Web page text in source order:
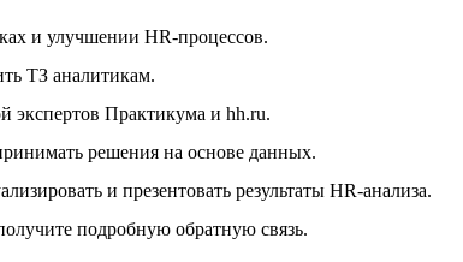
и улучшении HR-процессов.
ТЗ аналитикам.
экспертов Практикума и hh.ru.
решения на основе данных.
и презентовать результаты HR‑анализа.
подробную обратную связь.